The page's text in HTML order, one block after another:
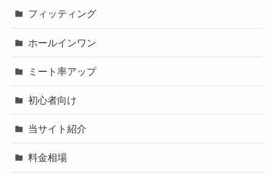
フィッティング
ホールインワン
ミート率アップ
初心者向け
当サイト紹介
料金相場